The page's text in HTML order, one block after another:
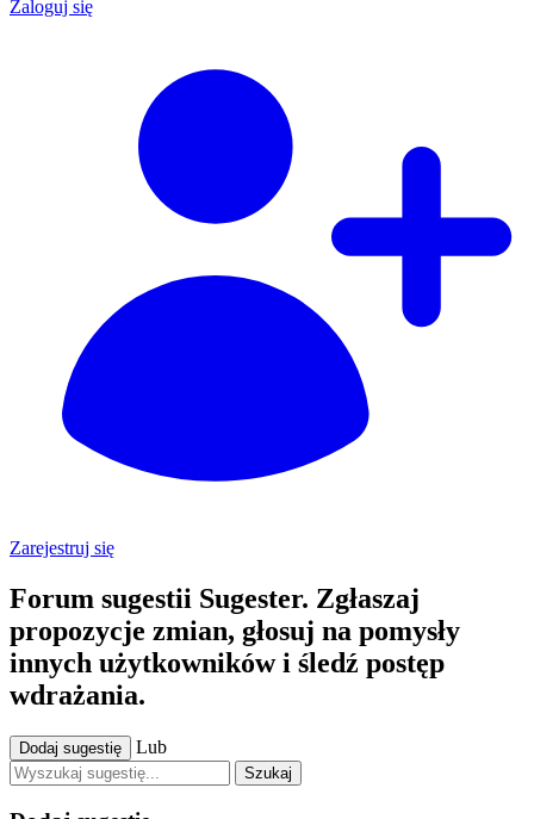
Zaloguj się
Zarejestruj się
Forum sugestii Sugester. Zgłaszaj
propozycje zmian, głosuj na pomysły
innych użytkowników i śledź postęp
wdrażania.
Dodaj sugestię Lub
Szukaj